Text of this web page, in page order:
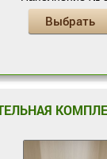
Выбрать